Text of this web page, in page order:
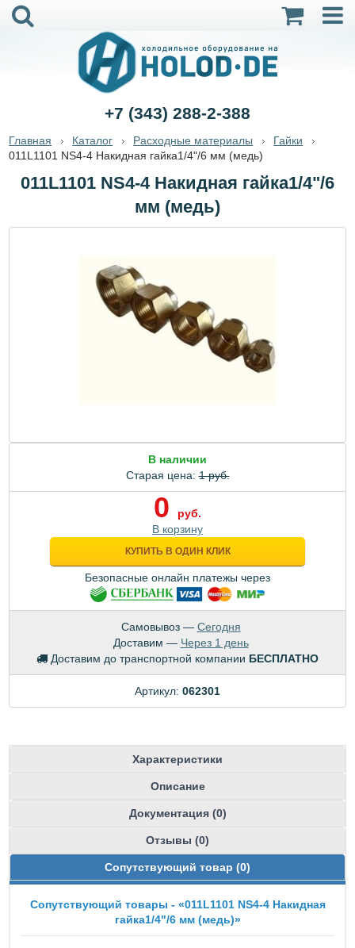
+7 (343) 288-2-388
Главная Каталог Расходные материалы
Гайки
011L1101 NS4-4 Накидная гайка1/4"/6 мм (медь)
011L1101 NS4-4 Накидная гайка1/4"/6
мм (медь)
В наличии
Старая цена:1 руб.
0
руб.
В корзину
КУПИТЬ В ОДИН КЛИК
Безопасные онлайн платежы через
Самовывоз — Сегодня
Доставим — Через 1 день
Доставим до транспортной компании БЕСПЛАТНО
Артикул: 062301
Характеристики
Описание
Документация (0)
Отзывы (0)
Сопутствующий товар (0)
Сопутствующий товары - «011L1101 NS4-4 Накидная
гайка1/4"/6 мм (медь)»